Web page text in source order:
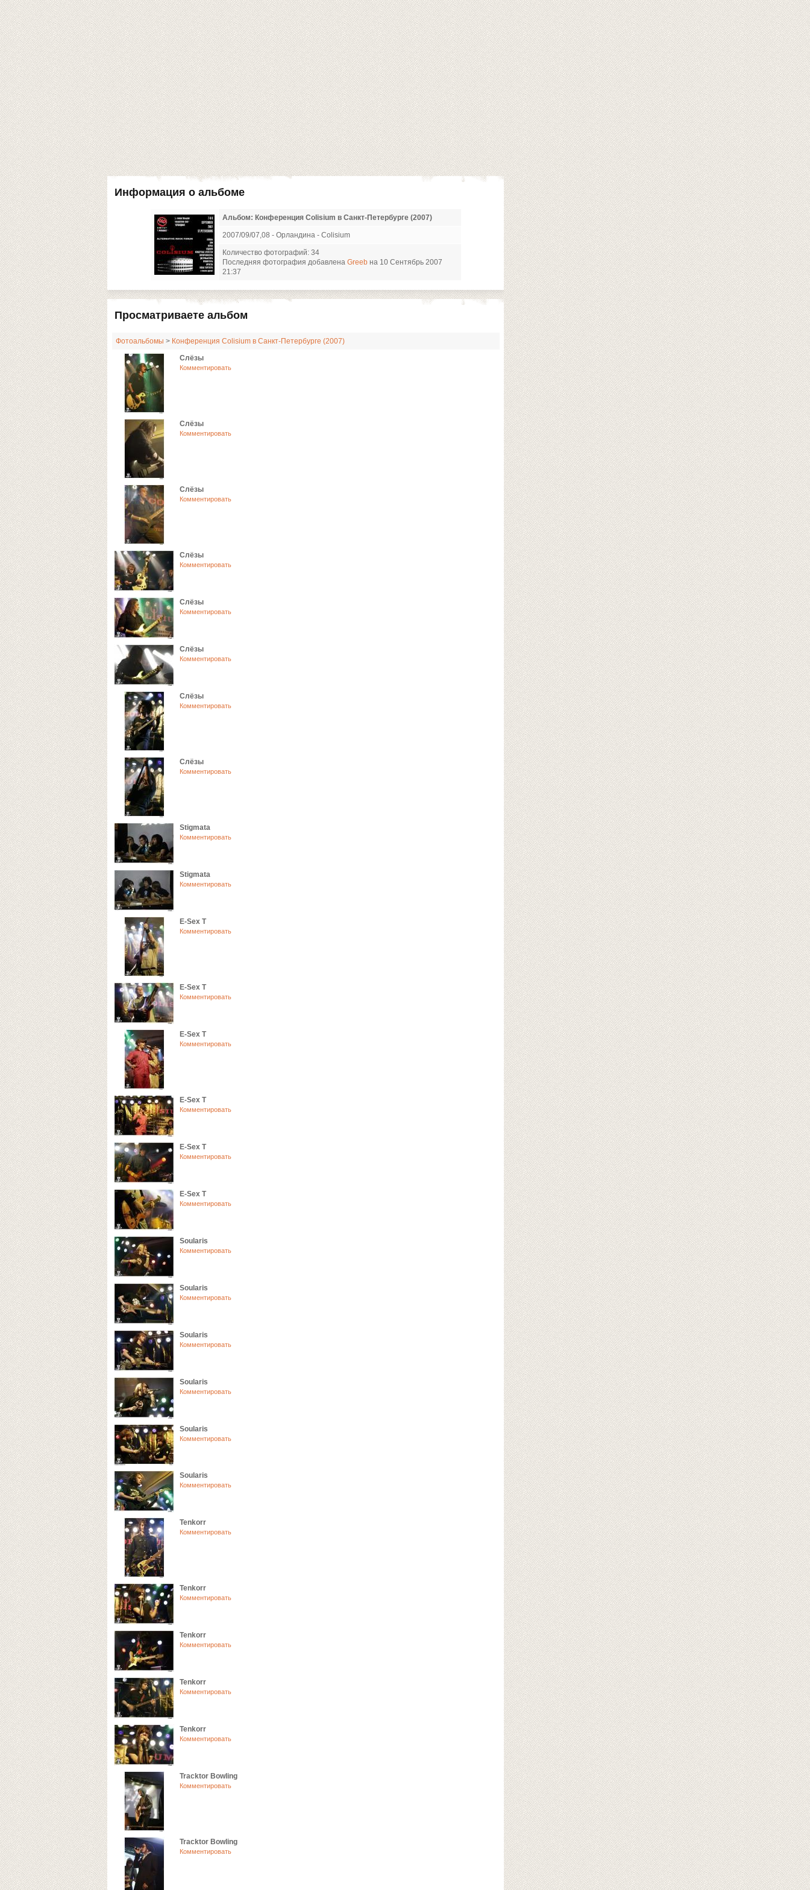
Информация о альбоме
Альбом: Конференция Colisium в Санкт-Петербурге (2007)
2007/09/07,08 - Орландина - Colisium
Количество фотографий: 34
Последняя фотография добавлена Greeb на 10 Сентябрь 2007
21:37
Просматриваете альбом
Фотоальбомы > Конференция Colisium в Санкт-Петербурге (2007)
Слёзы
Комментировать
Слёзы
Комментировать
Слёзы
Комментировать
Слёзы
Комментировать
Слёзы
Комментировать
Слёзы
Комментировать
Слёзы
Комментировать
Слёзы
Комментировать
Stigmata
Комментировать
Stigmata
Комментировать
E-Sex T
Комментировать
E-Sex T
Комментировать
E-Sex T
Комментировать
E-Sex T
Комментировать
E-Sex T
Комментировать
E-Sex T
Комментировать
Soularis
Комментировать
Soularis
Комментировать
Soularis
Комментировать
Soularis
Комментировать
Soularis
Комментировать
Soularis
Комментировать
Tenkorr
Комментировать
Tenkorr
Комментировать
Tenkorr
Комментировать
Tenkorr
Комментировать
Tenkorr
Комментировать
Tracktor Bowling
Комментировать
Tracktor Bowling
Комментировать